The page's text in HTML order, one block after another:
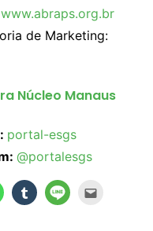
www.abraps.org.br
de Marketing:
Núcleo Manaus
portal-esgs
@portalesgs